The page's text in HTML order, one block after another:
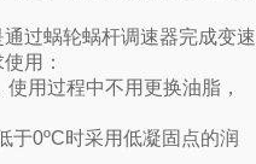
过蜗轮蜗杆调速器完成变速
用：
用过程中不用更换油脂，
0ºC时采用低凝固点的润